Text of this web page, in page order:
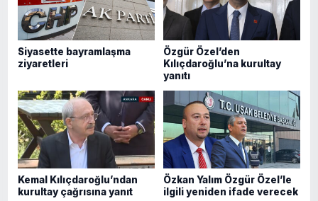
Siyasette bayramlaşma
ziyaretleri
Özgür Özel’den
Kılıçdaroğlu’na kurultay
yanıtı
Kemal Kılıçdaroğlu’ndan
kurultay çağrısına yanıt
Özkan Yalım Özgür Özel’le
ilgili yeniden ifade verecek